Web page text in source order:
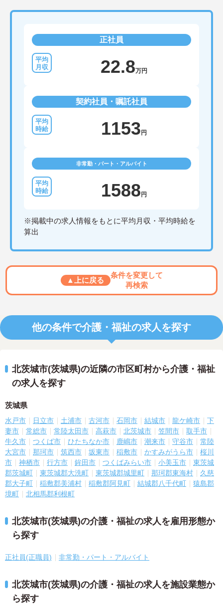
正社員
22.8万円
契約社員・嘱託社員
1153 円
非常勤・パート・アルバイト
1588 円
※掲載中の求人情報をもとに平均月収・平均時給を
算出
▲上に戻る
条件を変更して
再検索
他の条件で介護・福祉の求人を探す
北茨城市(茨城県)の近隣の市区町村から介護・福祉
の求人を探す
茨城県
水戸市 日立市 土浦市 古河市 石岡市 結城市 龍ケ崎市
下
妻市
常総市 常陸太田市 高萩市 北茨城市 笠間市
取手市
牛久市
つくば市 ひたちなか市 鹿嶋市 潮来市 守谷市
常陸
大宮市
那珂市 筑西市 坂東市 稲敷市 かすみがうら市
桜川
市
神栖市 行方市 鉾田市 つくばみらい市 小美玉市
東茨城
郡茨城町
東茨城郡大洗町 東茨城郡城里町 那珂郡東海村
久慈
郡大子町
稲敷郡美浦村 稲敷郡阿見町 結城郡八千代町
猿島郡
境町
北相馬郡利根町
北茨城市(茨城県)の介護・福祉の求人を雇用形態か
ら探す
正社員(正職員) 非常勤・パート・アルバイト
北茨城市(茨城県)の介護・福祉の求人を施設業態か
ら探す